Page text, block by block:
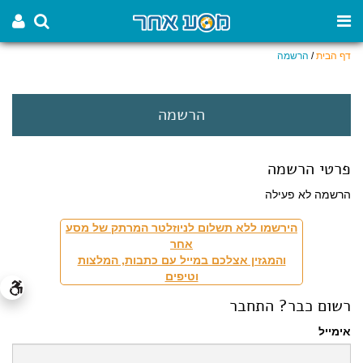
דף הבית/ הרשמה
הרשמה
פרטי הרשמה
הרשמה לא פעילה
הירשמו ללא תשלום לניוזלטר המרתק של מסע
אחר
והמגזין אצלכם במייל עם כתבות, המלצות
וטיפים
רשום כבר? התחבר
אימייל